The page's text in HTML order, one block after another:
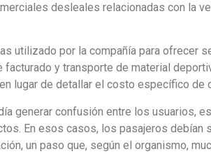
desleales relacionadas con la
utilizado por la compañía para ofrecer
y transporte de material
lugar de detallar el costo específico de
generar confusión entre los usuarios,
En esos casos, los pasajeros debían
un paso que, según el organismo,